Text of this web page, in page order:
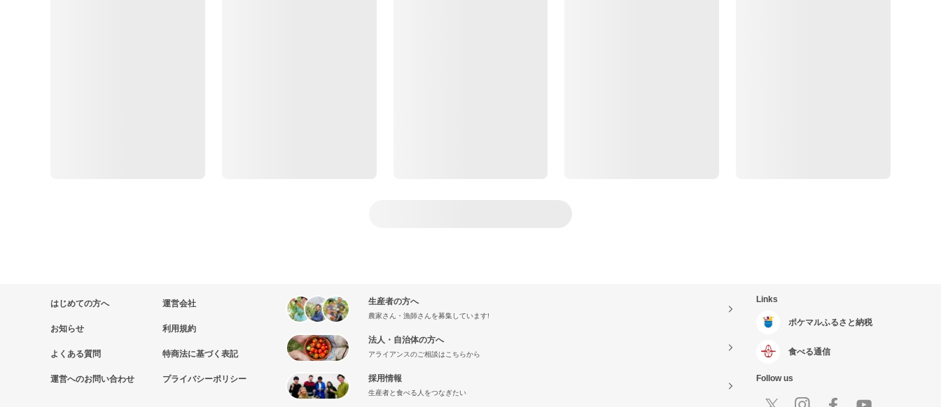
はじめての方へ
お知らせ
よくある質問
運営へのお問い合わせ
運営会社
利用規約
特商法に基づく表記
プライバシーポリシー
生産者の方へ
農家さん・漁師さんを募集しています!
法人・自治体の方へ
アライアンスのご相談はこちらから
採用情報
生産者と食べる人をつなぎたい
Links
ポケマルふるさと納税
食べる通信
Follow us